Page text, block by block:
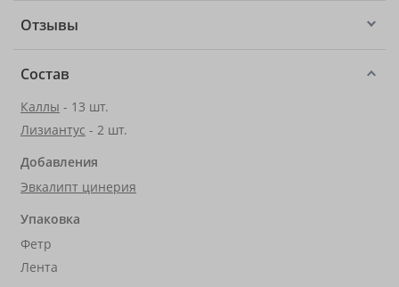
Отзывы
Состав
Каллы - 13 шт.
Лизиантус - 2 шт.
Добавления
Эвкалипт цинерия
Упаковка
Фетр
Лента